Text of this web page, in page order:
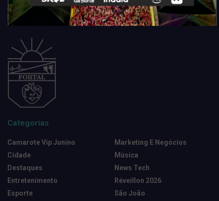
Acompanhe todas as novidades do entretenimento na região de
Fortaleza. Dicas, promoções, coberturas exclusivas e muito mais.
Categorias
Camarote Vip Junino
Cidade
Destaques
Entretenimento
Esporte
Marketing E Negócios
Música
News Tech
Réveillon 2026
São João